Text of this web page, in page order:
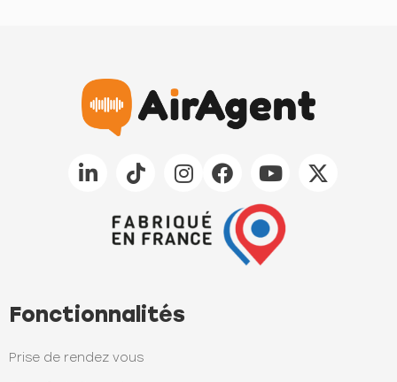
Fonctionnalités
Prise de rendez vous